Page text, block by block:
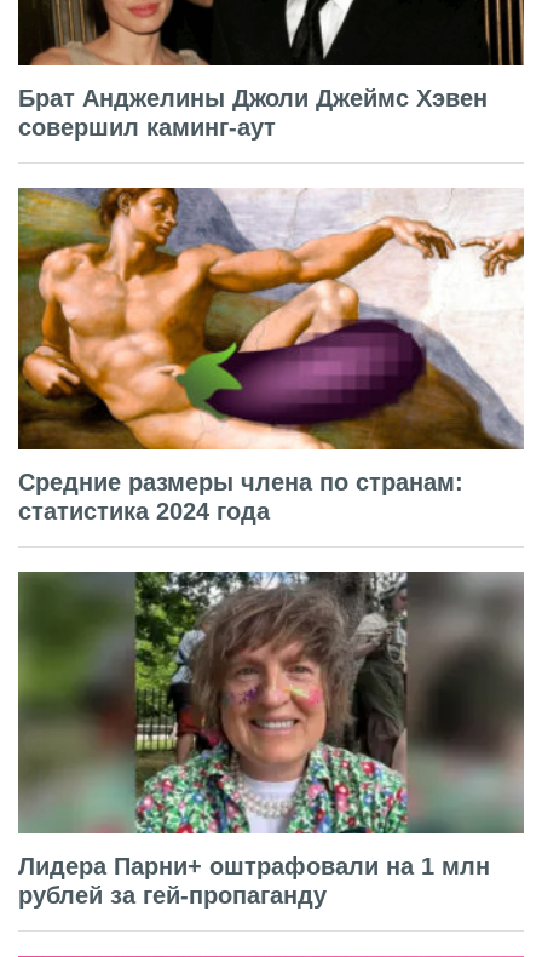
Брат Анджелины Джоли Джеймс Хэвен
совершил каминг-аут
Средние размеры члена по странам:
статистика 2024 года
Лидера Парни+ оштрафовали на 1 млн
рублей за гей-пропаганду